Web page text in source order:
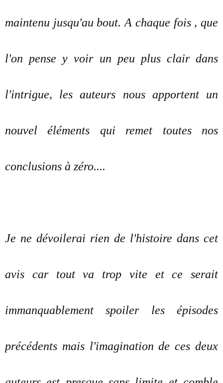
maintenu jusqu'au bout. A chaque fois , que
l'on pense y voir un peu plus clair dans
l'intrigue, les auteurs nous apportent un
nouvel éléments qui remet toutes nos
conclusions à zéro....
Je ne dévoilerai rien de l'histoire dans cet
avis car tout va trop vite et ce serait
immanquablement spoiler les épisodes
précédents mais l'imagination de ces deux